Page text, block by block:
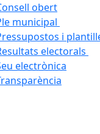
obert
municipal
i
electorals
electrònica